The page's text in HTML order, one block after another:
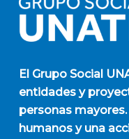
El Grupo Social
entidades y
personas
humanos y una